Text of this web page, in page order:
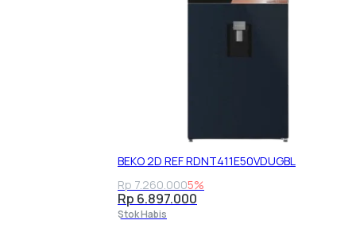
BEKO 2D REF RDNT411E50VDUGBL
Rp 7.260.0005%
Rp 6.897.000
Stok Habis